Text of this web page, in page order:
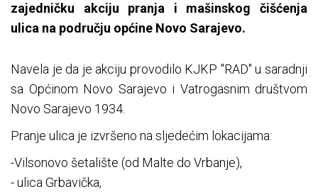
zajedničku akciju pranja i mašinskog čišćenja
ulica na području općine Novo Sarajevo.
Navela je da je akciju provodilo KJKP "RAD" u saradnji
sa Općinom Novo Sarajevo i Vatrogasnim društvom
Novo Sarajevo 1934.
Pranje ulica je izvršeno na sljedećim lokacijama:
-Vilsonovo šetalište (od Malte do Vrbanje),
- ulica Grbavička,